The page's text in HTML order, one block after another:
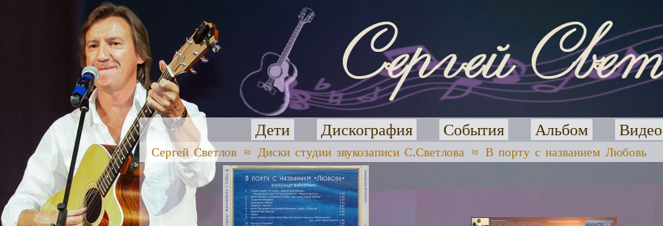
Дети Дискография События Альбом Видео
Сергей Светлов ≈ Диски студии звукозаписи С.Светлова ≈ В порту с названием Любовь